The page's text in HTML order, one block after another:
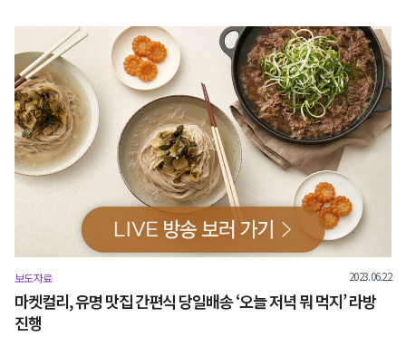
보도자료 2023.06.22
마켓컬리, 유명 맛집 간편식 당일배송 ‘오늘 저녁 뭐 먹지’ 라방
진행